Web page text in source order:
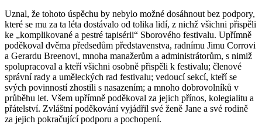
Uznal, že tohoto úspěchu by nebylo možné dosáhnout bez podpory,
které se mu za ta léta dostávalo od tolika lidí, z nichž všichni přispěli
ke „komplikované a pestré tapisérii“ Sborového festivalu. Upřímně
poděkoval dvěma předsedům představenstva, radnímu Jimu Corrovi
a Gerardu Breenovi, mnoha manažerům a administrátorům, s nimiž
spolupracoval a kteří všichni osobně přispěli k festivalu; členové
správní rady a uměleckých rad festivalu; vedoucí sekcí, kteří se
svých povinností zhostili s nasazením; a mnoho dobrovolníků v
průběhu let. Všem upřímně poděkoval za jejich přínos, kolegialitu a
přátelství. Zvláštní poděkování vyjádřil své ženě Jane a své rodině
za jejich pokračující podporu a pochopení.